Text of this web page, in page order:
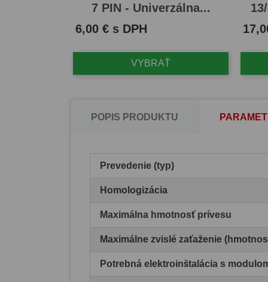
7 PIN - Univerzálna...
Cena
6,00 € s DPH
VYBRAŤ
Cena
POPIS PRODUKTU
Prevedenie (typ)
Homologizácia
Maximálna hmotnosť prívesu
Maximálne zvislé zaťaženie
Potrebná elektroinštalácia s